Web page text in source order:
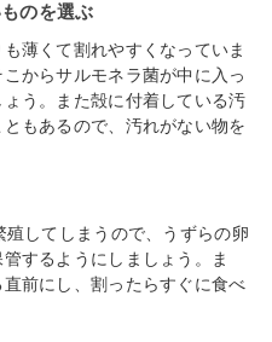
のを選ぶ
薄くて割れやすくなっていま
からサルモネラ菌が中に入っ
う。また殻に付着している汚
もあるので、汚れがない物を
してしまうので、うずらの卵
するようにしましょう。ま
前にし、割ったらすぐに食べ